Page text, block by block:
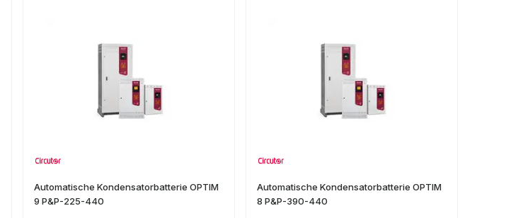
Automatische Kondensatorbatterie OPTIM
9 P&P-225-440
Automatische Kondensatorbatterie OPTIM
8 P&P-390-440